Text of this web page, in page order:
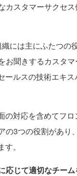
カスタマーサクセ
には主にふたつの
お聞きするカスタ
ルスの技術エキ
対応を含めてフ
の3つの役割があり
。
応じて適切なチーム